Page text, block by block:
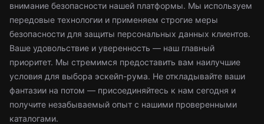
внимание безопасности нашей платформы. Мы используем
передовые технологии и применяем строгие меры
безопасности для защиты персональных данных клиентов.
Ваше удовольствие и уверенность — наш главный
приоритет. Мы стремимся предоставить вам наилучшие
условия для выбора эскейп-рума. Не откладывайте ваши
фантазии на потом — присоединяйтесь к нам сегодня и
получите незабываемый опыт с нашими проверенными
каталогами.